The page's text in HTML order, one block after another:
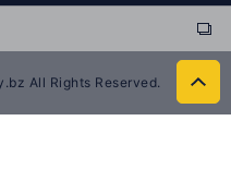
e
ext
e
r
n
All Rights Reserved.
to
p